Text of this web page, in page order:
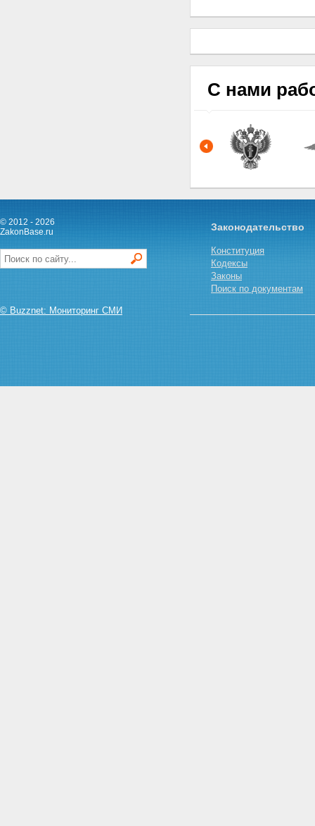
С нами
© 2012 - 2026
ZakonBase.ru
© Buzznet: Мониторинг СМИ
Законодательство
Конституция
Кодексы
Законы
Поиск по документам